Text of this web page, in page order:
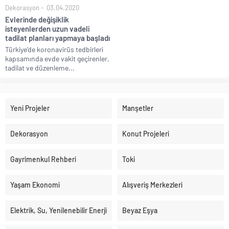
Dekorasyon 03.04.2020
Evlerinde değişiklik
isteyenlerden uzun vadeli
tadilat planları yapmaya başladı
Türkiye’de koronavirüs tedbirleri
kapsamında evde vakit geçirenler,
tadilat ve düzenleme...
Yeni Projeler Manşetler
Dekorasyon Konut Projeleri
Gayrimenkul Rehberi Toki
Yaşam Ekonomi Alışveriş Merkezleri
Elektrik, Su, Yenilenebilir Enerji Beyaz Eşya